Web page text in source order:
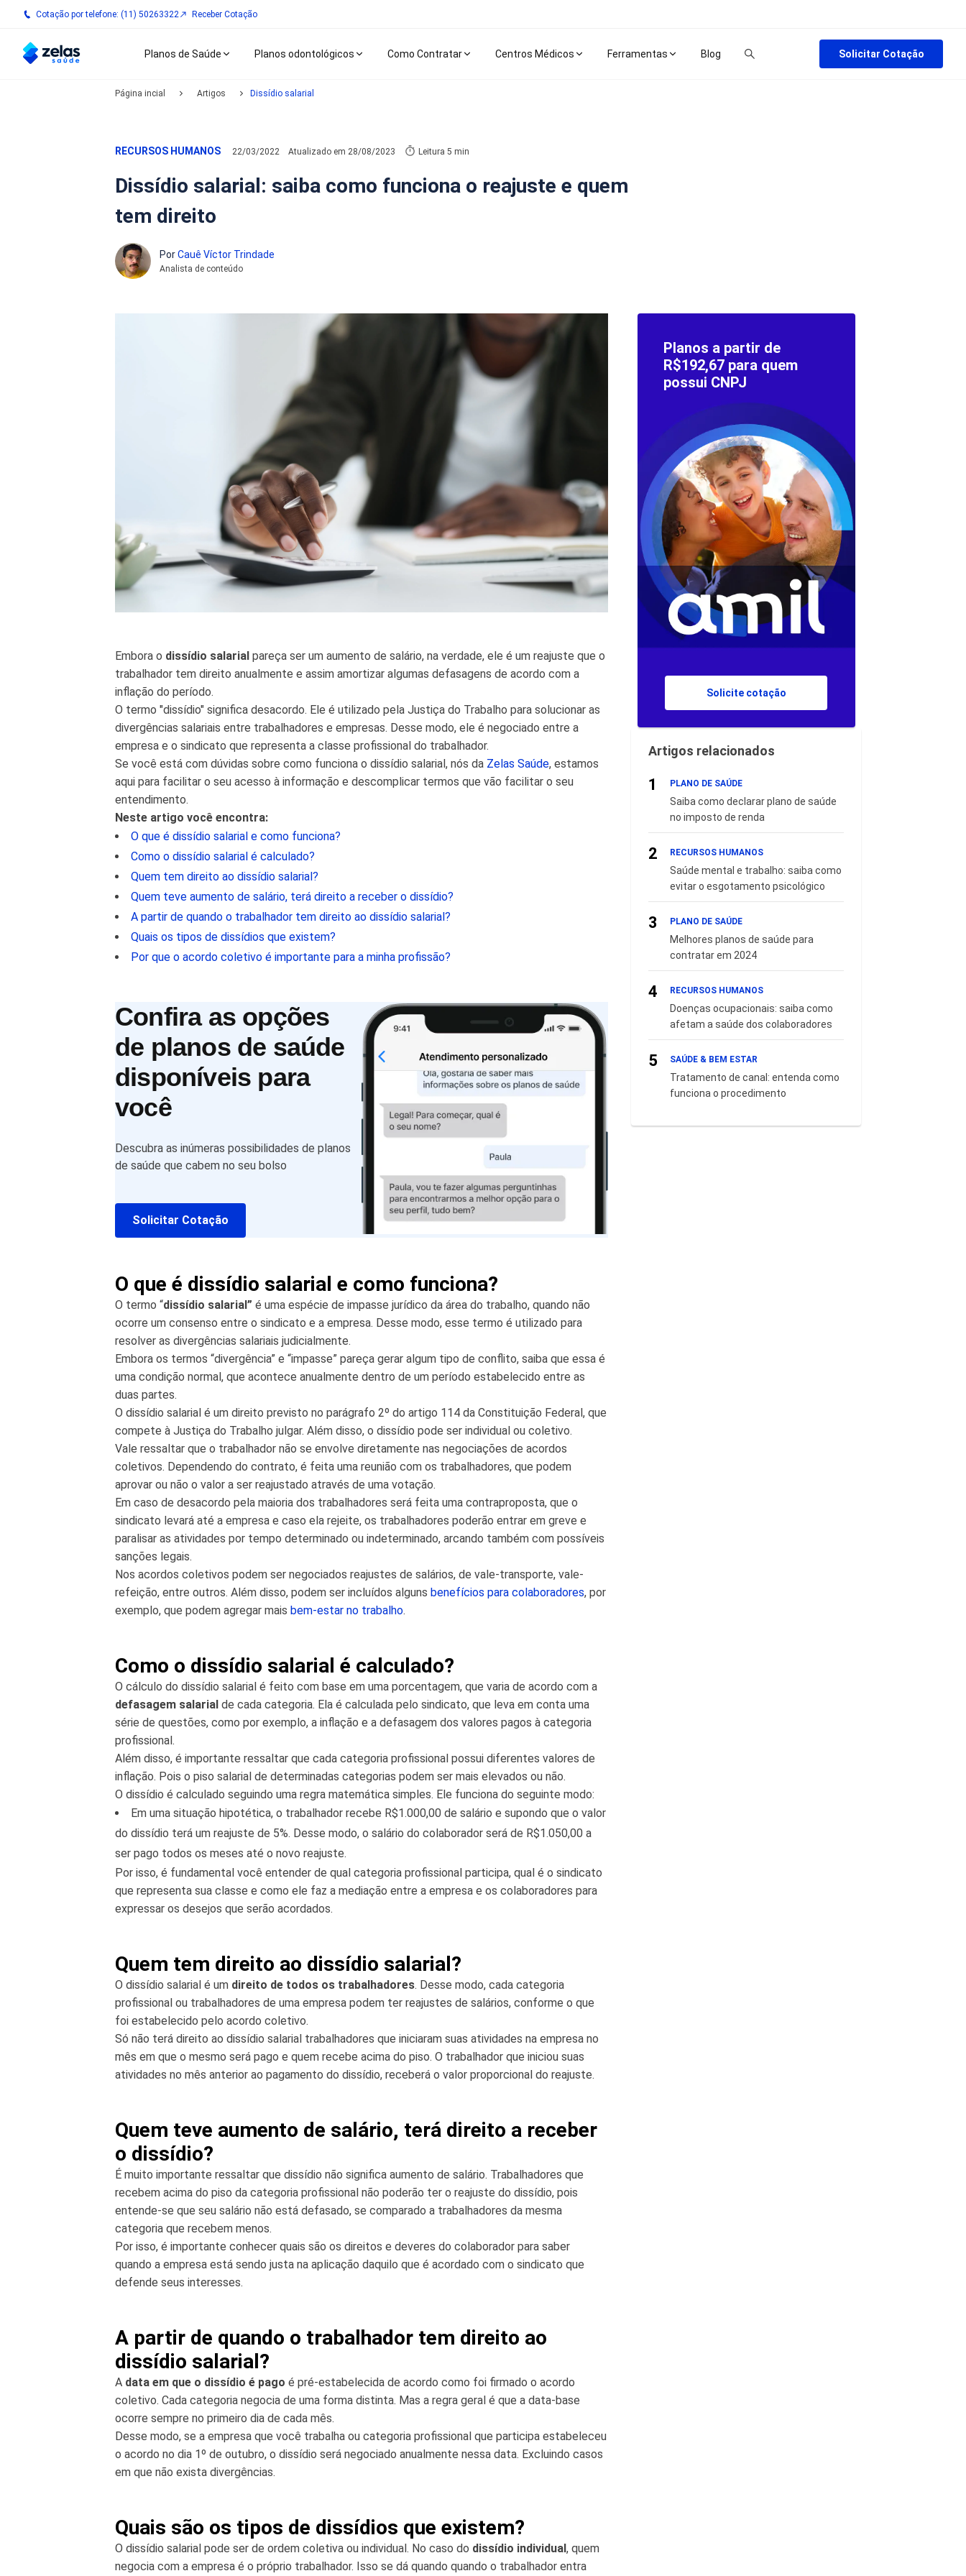
Cotação por telefone: (11) 50263322 Receber Cotação
Planos de Saúde Planos odontológicos Como Contratar Centros Médicos Ferramentas Blog Solicitar Cotação
Página incial Artigos Dissídio salarial
RECURSOS HUMANOS 22/03/2022 Atualizado em 28/08/2023 Leitura 5 min
Dissídio salarial: saiba como funciona o reajuste e quem
tem direito
PorCauê Víctor Trindade
Analista de conteúdo
Embora o dissídio salarial pareça ser um aumento de salário, na verdade, ele é um reajuste que o
trabalhador tem direito anualmente e assim amortizar algumas defasagens de acordo com a
inflação do período.
O termo "dissídio" significa desacordo. Ele é utilizado pela Justiça do Trabalho para solucionar as
divergências salariais entre trabalhadores e empresas. Desse modo, ele é negociado entre a
empresa e o sindicato que representa a classe profissional do trabalhador.
Se você está com dúvidas sobre como funciona o dissídio salarial, nós da Zelas Saúde, estamos
aqui para facilitar o seu acesso à informação e descomplicar termos que vão facilitar o seu
entendimento.
Neste artigo você encontra:
O que é dissídio salarial e como funciona?
Como o dissídio salarial é calculado?
Quem tem direito ao dissídio salarial?
Quem teve aumento de salário, terá direito a receber o dissídio?
A partir de quando o trabalhador tem direito ao dissídio salarial?
Quais os tipos de dissídios que existem?
Por que o acordo coletivo é importante para a minha profissão?
Confira as opções
de planos de saúde
disponíveis para
você
Descubra as inúmeras possibilidades de planos
de saúde que cabem no seu bolso
Solicitar Cotação
O que é dissídio salarial e como funciona?
O termo “dissídio salarial” é uma espécie de impasse jurídico da área do trabalho, quando não
ocorre um consenso entre o sindicato e a empresa. Desse modo, esse termo é utilizado para
resolver as divergências salariais judicialmente.
Embora os termos “divergência” e “impasse” pareça gerar algum tipo de conflito, saiba que essa é
uma condição normal, que acontece anualmente dentro de um período estabelecido entre as
duas partes.
O dissídio salarial é um direito previsto no parágrafo 2º do artigo 114 da Constituição Federal, que
compete à Justiça do Trabalho julgar. Além disso, o dissídio pode ser individual ou coletivo.
Vale ressaltar que o trabalhador não se envolve diretamente nas negociações de acordos
coletivos. Dependendo do contrato, é feita uma reunião com os trabalhadores, que podem
aprovar ou não o valor a ser reajustado através de uma votação.
Em caso de desacordo pela maioria dos trabalhadores será feita uma contraproposta, que o
sindicato levará até a empresa e caso ela rejeite, os trabalhadores poderão entrar em greve e
paralisar as atividades por tempo determinado ou indeterminado, arcando também com possíveis
sanções legais.
Nos acordos coletivos podem ser negociados reajustes de salários, de vale-transporte, vale-
refeição, entre outros. Além disso, podem ser incluídos alguns benefícios para colaboradores, por
exemplo, que podem agregar mais bem-estar no trabalho.
Como o dissídio salarial é calculado?
O cálculo do dissídio salarial é feito com base em uma porcentagem, que varia de acordo com a
defasagem salarial de cada categoria. Ela é calculada pelo sindicato, que leva em conta uma
série de questões, como por exemplo, a inflação e a defasagem dos valores pagos à categoria
profissional.
Além disso, é importante ressaltar que cada categoria profissional possui diferentes valores de
inflação. Pois o piso salarial de determinadas categorias podem ser mais elevados ou não.
O dissídio é calculado seguindo uma regra matemática simples. Ele funciona do seguinte modo:
Em uma situação hipotética, o trabalhador recebe R$1.000,00 de salário e supondo que o valor
do dissídio terá um reajuste de 5%. Desse modo, o salário do colaborador será de R$1.050,00 a
ser pago todos os meses até o novo reajuste.
Por isso, é fundamental você entender de qual categoria profissional participa, qual é o sindicato
que representa sua classe e como ele faz a mediação entre a empresa e os colaboradores para
expressar os desejos que serão acordados.
Quem tem direito ao dissídio salarial?
O dissídio salarial é um direito de todos os trabalhadores. Desse modo, cada categoria
profissional ou trabalhadores de uma empresa podem ter reajustes de salários, conforme o que
foi estabelecido pelo acordo coletivo.
Só não terá direito ao dissídio salarial trabalhadores que iniciaram suas atividades na empresa no
mês em que o mesmo será pago e quem recebe acima do piso. O trabalhador que iniciou suas
atividades no mês anterior ao pagamento do dissídio, receberá o valor proporcional do reajuste.
Quem teve aumento de salário, terá direito a receber
o dissídio?
É muito importante ressaltar que dissídio não significa aumento de salário. Trabalhadores que
recebem acima do piso da categoria profissional não poderão ter o reajuste do dissídio, pois
entende-se que seu salário não está defasado, se comparado a trabalhadores da mesma
categoria que recebem menos.
Por isso, é importante conhecer quais são os direitos e deveres do colaborador para saber
quando a empresa está sendo justa na aplicação daquilo que é acordado com o sindicato que
defende seus interesses.
A partir de quando o trabalhador tem direito ao
dissídio salarial?
A data em que o dissídio é pago é pré-estabelecida de acordo como foi firmado o acordo
coletivo. Cada categoria negocia de uma forma distinta. Mas a regra geral é que a data-base
ocorre sempre no primeiro dia de cada mês.
Desse modo, se a empresa que você trabalha ou categoria profissional que participa estabeleceu
o acordo no dia 1º de outubro, o dissídio será negociado anualmente nessa data. Excluindo casos
em que não exista divergências.
Quais são os tipos de dissídios que existem?
O dissídio salarial pode ser de ordem coletiva ou individual. No caso do dissídio individual, quem
negocia com a empresa é o próprio trabalhador. Isso se dá quando quando o trabalhador entra
Planos a partir de
R$192,67 para quem
possui CNPJ
Solicite cotação
Artigos relacionados
1 PLANO DE SAÚDE
Saiba como declarar plano de saúde
no imposto de renda
2 RECURSOS HUMANOS
Saúde mental e trabalho: saiba como
evitar o esgotamento psicológico
3 PLANO DE SAÚDE
Melhores planos de saúde para
contratar em 2024
4 RECURSOS HUMANOS
Doenças ocupacionais: saiba como
afetam a saúde dos colaboradores
5 SAÚDE & BEM ESTAR
Tratamento de canal: entenda como
funciona o procedimento